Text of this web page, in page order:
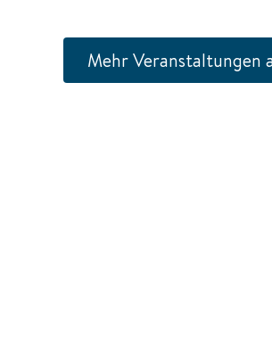
Mehr Veranstaltungen